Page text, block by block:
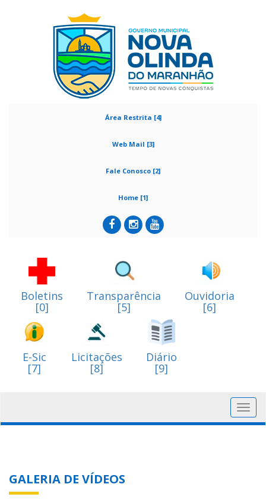
Área Restrita [4]
Web Mail [3]
Fale Conosco [2]
Home [1]
Boletins
[0]
Transparência
[5]
Ouvidoria
[6]
E-Sic
[7]
Licitações
[8]
Diário
[9]
GALERIA DE VÍDEOS